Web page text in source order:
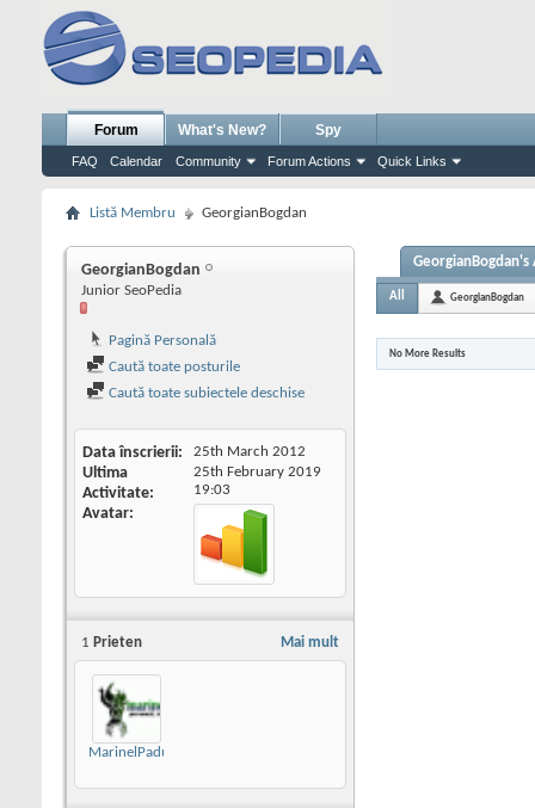
Forum
FAQ Calendar Community Forum Actions Quick Links
What's New? Spy
Listă Membru GeorgianBogdan
GeorgianBogdan
Junior SeoPedia
Pagină Personală
Caută toate posturile
Caută toate subiectele deschise
Data înscrierii 25th March 2012
Ultima
Activitate
25th February 2019
19:03
Avatar
Mai mult
1 Prieten
MarinelPadurice
All GeorgianBogdan
No More Results